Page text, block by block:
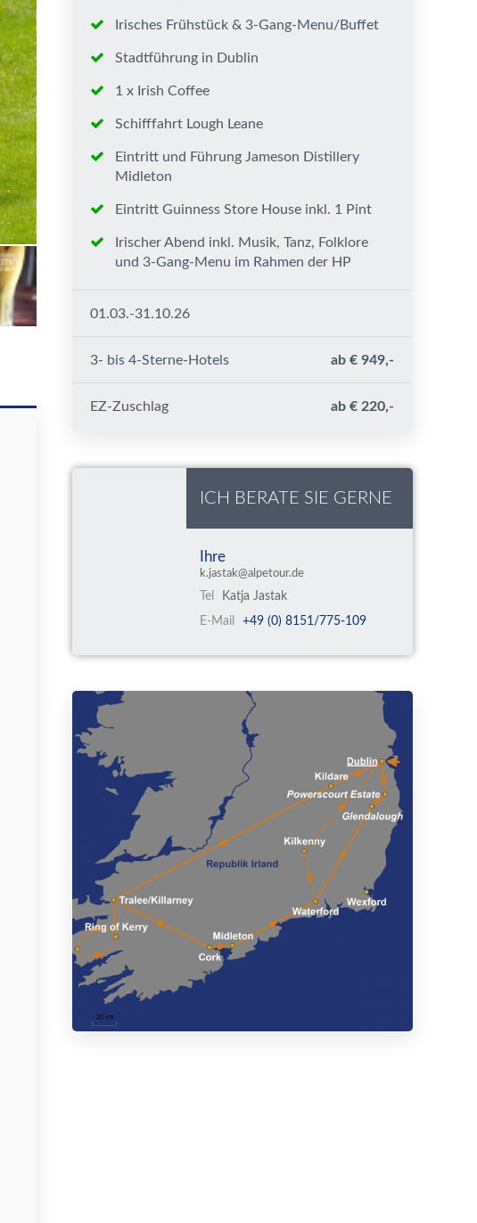
Irisches Frühstück & 3-Gang-Menu/Buffet
Stadtführung in Dublin
1 x Irish Coffee
Schifffahrt Lough Leane
Eintritt und Führung Jameson Distillery
Midleton
Eintritt Guinness Store House inkl. 1 Pint
Irischer Abend inkl. Musik, Tanz, Folklore
und 3-Gang-Menu im Rahmen der HP
01.03.-31.10.26
3- bis 4-Sterne-Hotels ab € 949,-
EZ-Zuschlag ab € 220,-
ICH BERATE SIE GERNE
Ihre
k.jastak@alpetour.de
Tel
Katja Jastak
E-Mail
+49 (0) 8151/775-109